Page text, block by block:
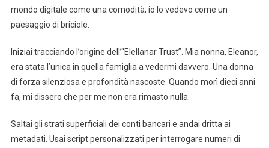
mondo digitale come una comodità; io lo vedevo come un
paesaggio di briciole.
Iniziai tracciando l’origine dell’“Elellanar Trust”. Mia nonna, Eleanor,
era stata l’unica in quella famiglia a vedermi davvero. Una donna
di forza silenziosa e profondità nascoste. Quando morì dieci anni
fa, mi dissero che per me non era rimasto nulla.
Saltai gli strati superficiali dei conti bancari e andai dritta ai
metadati. Usai script personalizzati per interrogare numeri di